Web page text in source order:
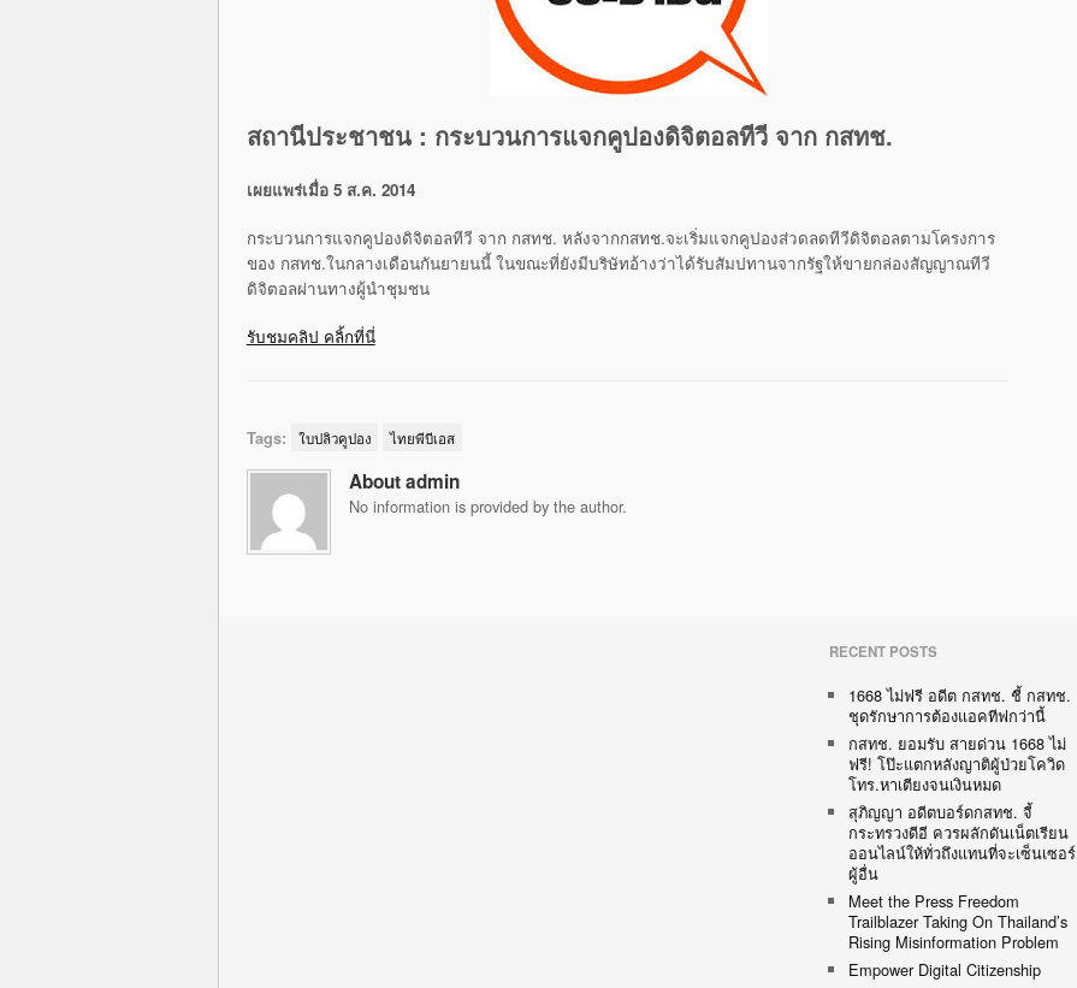
สถานีประชาชน : กระบวนการแจกคูปองดิจิตอลทีวี จาก กสทช.
เผยแพร่เมื่อ 5 ส.ค. 2014
กระบวนการแจกคูปองดิจิตอลทีวี จาก กสทช. หลังจากกสทช.จะเริ่มแจกคูปองส่วดลดทีวีดิจ­ิตอลตามโครงการ
ของ กสทช.ในกลางเดือนกันยายน­นี้ ในขณะที่ยังมีบริษัทอ้างว่าได้รับสัมปทานจ­ากรัฐให้ขายกล่องสัญญาณทีวี
ดิจิตอลผ่านทาง­ผู้นำชุมชน
รับชมคลิป คลิ้กที่นี่
Tags: ใบปลิวคูปอง ไทยพีบีเอส
About admin
No information is provided by the author.
RECENT POSTS
1668 ไม่ฟรี อดีต กสทช. ชี้ กสทช.
ชุดรักษาการต้องแอคทีฟกว่านี้
กสทช. ยอมรับ สายด่วน 1668 ไม่
ฟรี! โป๊ะแตกหลังญาติผู้ป่วยโควิด
โทร.หาเตียงจนเงินหมด
สุภิญญา อดีตบอร์ดกสทช. จี้
กระทรวงดีอี ควรผลักดันเน็ตเรียน
ออนไลน์ให้ทั่วถึงแทนที่จะเซ็นเซอร์
ผู้อื่น
Meet the Press Freedom
Trailblazer Taking On Thailand’s
Rising Misinformation Problem
Empower Digital Citizenship